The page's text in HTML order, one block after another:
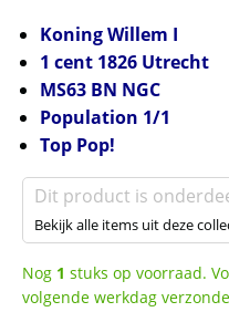
Koning Willem I
1 cent 1826 Utrecht
MS63 BN NGC
Population 1/1
Top Pop!
Dit product is
Bekijk alle items uit deze
Nog 1 stuks op voorraad.
volgende werkdag